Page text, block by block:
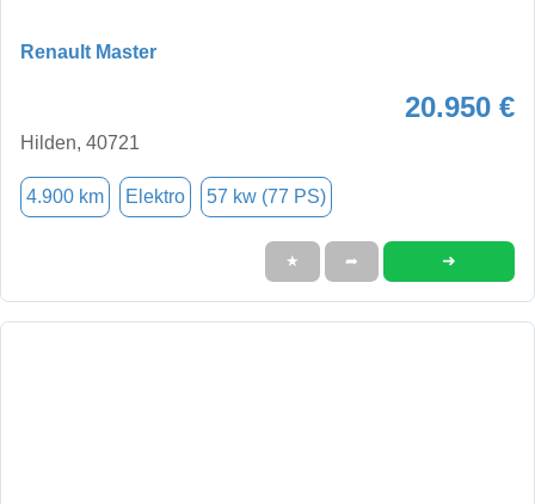
Renault Master
20.950 €
Hilden, 40721
4.900 km Elektro 57 kw (77 PS)
★ ➦ ➜